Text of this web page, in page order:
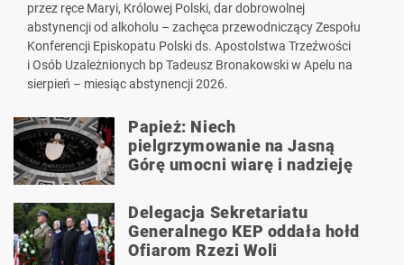
przez ręce Maryi, Królowej Polski, dar dobrowolnej
abstynencji od alkoholu – zachęca przewodniczący Zespołu
Konferencji Episkopatu Polski ds. Apostolstwa Trzeźwości
i Osób Uzależnionych bp Tadeusz Bronakowski w Apelu na
sierpień – miesiąc abstynencji 2026.
Papież: Niech
pielgrzymowanie na Jasną
Górę umocni wiarę i nadzieję
Delegacja Sekretariatu
Generalnego KEP oddała hołd
Ofiarom Rzezi Woli